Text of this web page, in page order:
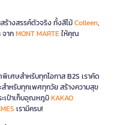
ร้างสรรค์ตัวจริง ทั้งสีไม้Colleen,
ากMONT MARTEให้คุณ
ศษสำหรับทุกโอกาส B2S เราคัด
สำหรับทุกเพศทุกวัย สร้างความสุข
เป๋าเก็บอุณหภูมิKAKAO
เรามีครบ!